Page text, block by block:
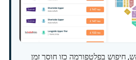
חיפוש בפלטפורמה כזו חוסך זמן